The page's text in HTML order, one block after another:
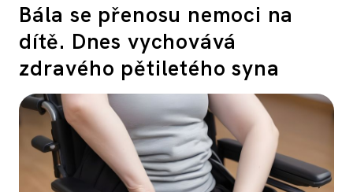
PSYCHOLOGIE
SEX A VZTAHY
PORADNA
Bála se přenosu nemoci na
dítě. Dnes vychovává
zdravého pětiletého syna